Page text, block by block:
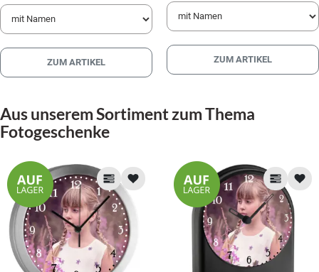
ZUM ARTIKEL ZUM ARTIKEL
Aus unserem Sortiment zum Thema
Fotogeschenke